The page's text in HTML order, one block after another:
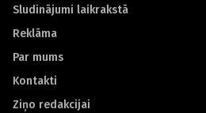
Sludinājumi laikrakstā
Reklāma
Par mums
Kontakti
Ziņo redakcijai